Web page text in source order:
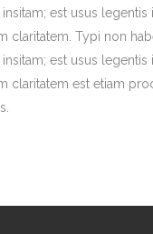
est usus legentis
claritatem. Typi non
est usus legentis
claritatem est etiam